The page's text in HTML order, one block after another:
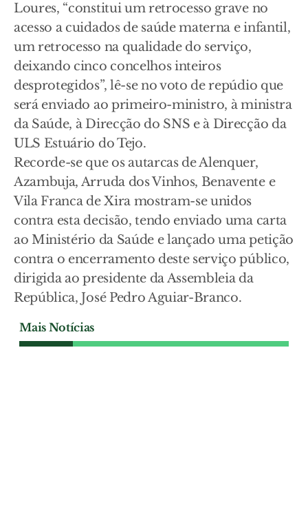
Loures, “constitui um retrocesso grave no
acesso a cuidados de saúde materna e infantil,
um retrocesso na qualidade do serviço,
deixando cinco concelhos inteiros
desprotegidos”, lê-se no voto de repúdio que
será enviado ao primeiro-ministro, à ministra
da Saúde, à Direcção do SNS e à Direcção da
ULS Estuário do Tejo.
Recorde-se que os autarcas de Alenquer,
Azambuja, Arruda dos Vinhos, Benavente e
Vila Franca de Xira mostram-se unidos
contra esta decisão, tendo enviado uma carta
ao Ministério da Saúde e lançado uma petição
contra o encerramento deste serviço público,
dirigida ao presidente da Assembleia da
República, José Pedro Aguiar-Branco.
Mais Notícias